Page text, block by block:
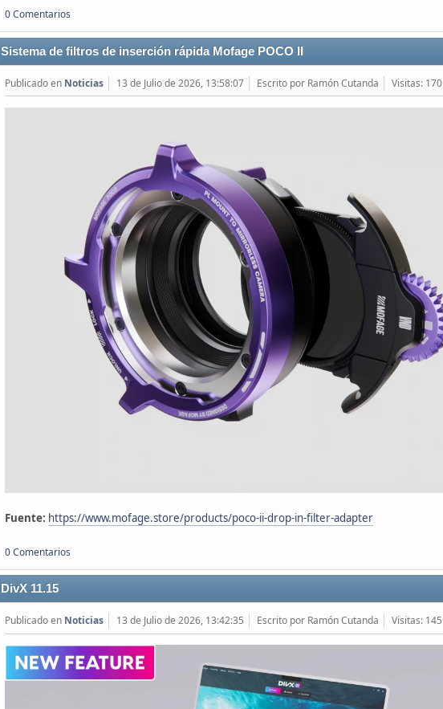
0 Comentarios
Sistema de filtros de inserción rápida Mofage POCO II
Publicado en Noticias 13 de Julio de 2026, 13:58:07 Escrito por Ramón Cutanda Visitas: 170
Fuente: https://www.mofage.store/products/poco-ii-drop-in-filter-adapter
0 Comentarios
DivX 11.15
Publicado en Noticias 13 de Julio de 2026, 13:42:35 Escrito por Ramón Cutanda Visitas: 145